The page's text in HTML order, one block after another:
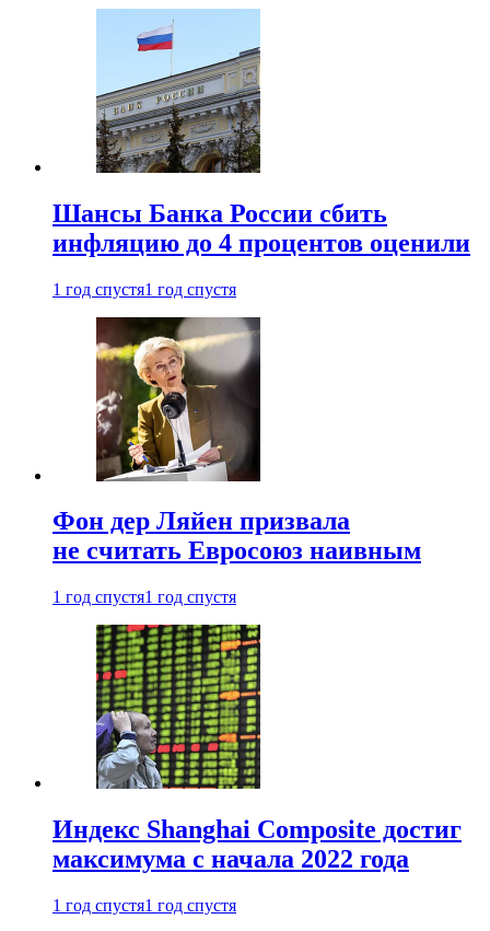
Шансы Банка России сбить
инфляцию до 4 процентов оценили
1 год спустя1 год спустя
Фон дер Ляйен призвала
не считать Евросоюз наивным
1 год спустя1 год спустя
Индекс Shanghai Composite достиг
максимума с начала 2022 года
1 год спустя1 год спустя